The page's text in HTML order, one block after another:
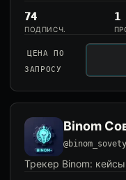
74
ПОДПИСЧ.
1
ЦЕНА ПО
ЗАПРОСУ
Binom
Трекер Binom: